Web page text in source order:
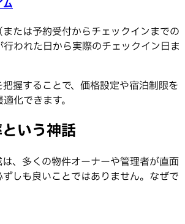
ム
たは予約受付からチェックインまでの
われた日から実際のチェックイン日ま
握することで、価格設定や宿泊制限を
化できます。
いう神話
、多くの物件オーナーや管理者が直面
しも良いことではありません。なぜで